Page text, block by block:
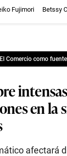
Fujimori Betssy
Comercio como
intensas
en la
afectará